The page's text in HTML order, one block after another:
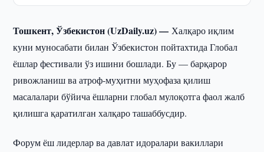
Тошкент, Ўзбекистон (UzDaily.uz) —Халқаро иқлим
куни муносабати билан Ўзбекистон пойтахтида Глобал
ёшлар фестивали ўз ишини бошлади. Бу — барқарор
ривожланиш ва атроф-муҳитни муҳофаза қилиш
масалалари бўйича ёшларни глобал мулоқотга фаол жалб
қилишга қаратилган халқаро ташаббусдир.
Форум ёш лидерлар ва давлат идоралари вакиллари